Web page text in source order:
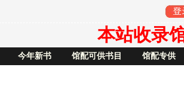
本站收录
今年新书 馆配可供书目 馆配专供